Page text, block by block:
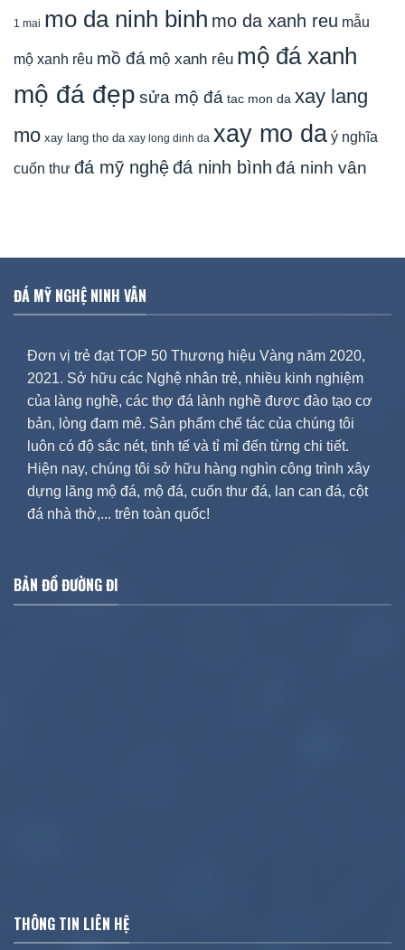
1 mai mo da ninh binh mo da xanh reu mẫu
mộ xanh rêu mồ đá mộ xanh rêu mộ đá xanh
mộ đá đẹp sửa mộ đá tac mon da xay lang
mo xay lang tho da xay long dinh da xay mo da ý nghĩa
cuốn thư đá mỹ nghệđá ninh bình đá ninh vân
ĐÁ MỸ NGHỆ NINH VÂN
Đơn vị trẻ đạt TOP 50 Thương hiệu Vàng năm 2020,
2021. Sở hữu các Nghệ nhân trẻ, nhiều kinh nghiệm
của làng nghề, các thợ đá lành nghề được đào tạo cơ
bản, lòng đam mê. Sản phẩm chế tác của chúng tôi
luôn có độ sắc nét, tinh tế và tỉ mỉ đến từng chi tiết.
Hiện nay, chúng tôi sở hữu hàng nghìn công trình xây
dựng lăng mộ đá, mộ đá, cuốn thư đá, lan can đá, cột
đá nhà thờ,... trên toàn quốc!
BẢN ĐỒ ĐƯỜNG ĐI
THÔNG TIN LIÊN HỆ